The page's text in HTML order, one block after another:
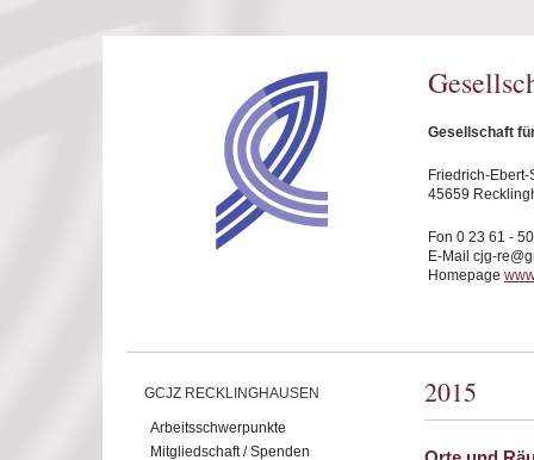
Gesellschaft
Friedrich-Ebert-
45659
Fon 0 23 61 -
E-Mail cjg-
Homepage
GCJZ RECKLINGHAUSEN
Arbeitsschwerpunkte
Mitgliedschaft / Spenden
2015